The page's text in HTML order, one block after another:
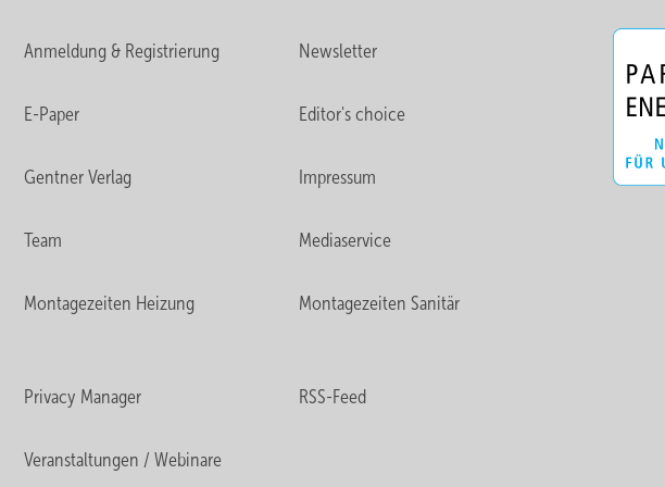
Anmeldung & Registrierung Newsletter
E-Paper Editor's choice
Gentner Verlag Impressum
Team Mediaservice
Montagezeiten Heizung Montagezeiten Sanitär
Privacy Manager RSS-Feed
Veranstaltungen / Webinare